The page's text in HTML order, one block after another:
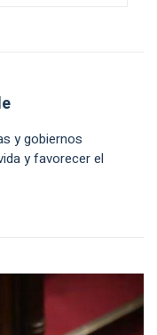
y gobiernos
y favorecer el